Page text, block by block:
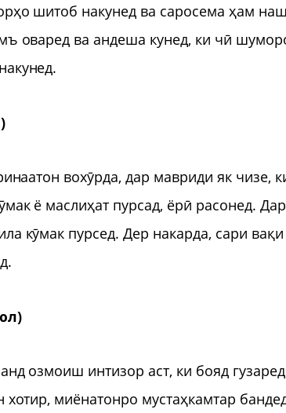
шитоб накунед ва саросема ҳам
оваред ва андеша кунед, ки чӣ
вохӯрда, дар мавриди як чизе,
ё маслиҳат пурсад, ёрӣ расонед.
кӯмак пурсед. Дер накарда, сари
озмоиш интизор аст, ки бояд
миёнатонро мустаҳкамтар